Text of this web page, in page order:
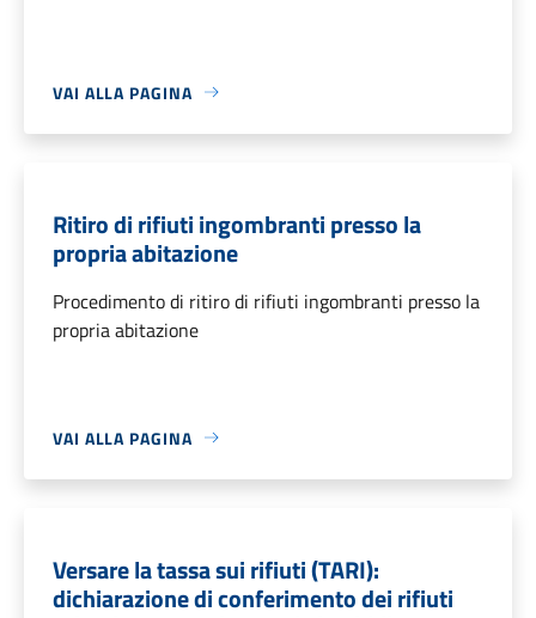
VAI ALLA PAGINA
Ritiro di rifiuti ingombranti presso la
propria abitazione
Procedimento di ritiro di rifiuti ingombranti presso la
propria abitazione
VAI ALLA PAGINA
Versare la tassa sui rifiuti (TARI):
dichiarazione di conferimento dei rifiuti